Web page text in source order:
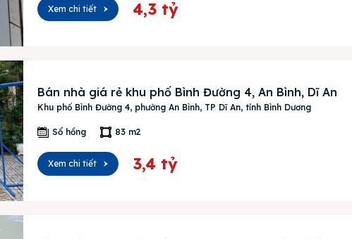
Xem chi tiết 4,3 tỷ
Bán nhà giá rẻ khu phố Bình Đường 4, An Bình, Dĩ An
Khu phố Bình Đường 4, phường An Bình, TP Dĩ An, tỉnh Bình Dương
Sổ hồng 83 m2
Xem chi tiết 3,4 tỷ